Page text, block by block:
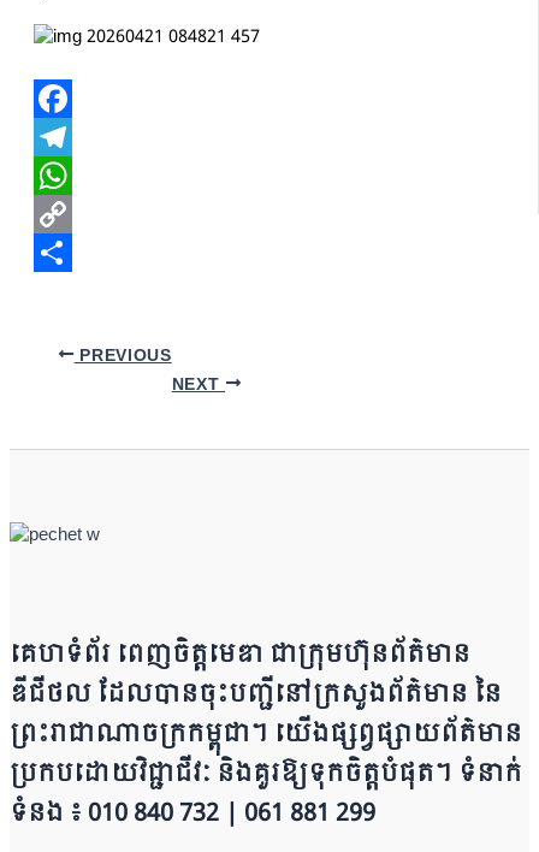
Facebook
Telegram
WhatsApp
Copy
PREVIOUS
NEXT
គេហទំព័រ ពេញចិត្តមេឌា ជា​ក្រុ​​​​​ម​​​ហ៊ុន​ព័ត៌មាន​
ឌីជីថល ដែ​លបា​ន​​ចុះបញ្ជីនៅក្រសួងព័ត៌មាន នៃ​​​​
ព្រះរាជាណាចក្រ​ក​ម្ពុជា។ យើ​ង​​​​​ផ្សព្វផ្សាយព័​ត៌​មា​​​​ន
ប្រក​ប​ដោ​​​​​​យ​វិជ្ជាជីវៈ និ​ងគួរ​ឱ្យ​ទុកចិត្ត​បំ​ផុត។ ទំនាក់
ទំនង ៖ 010 840 732 | 0​​​​​61 881 299